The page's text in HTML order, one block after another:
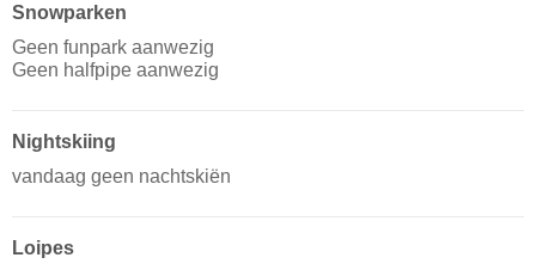
Snowparken
Geen funpark aanwezig
Geen halfpipe aanwezig
Nightskiing
vandaag geen nachtskiën
Loipes